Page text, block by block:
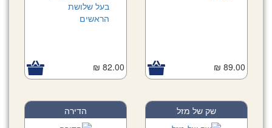
89.00 ₪
82.00 ₪
שק של מזל הדירה